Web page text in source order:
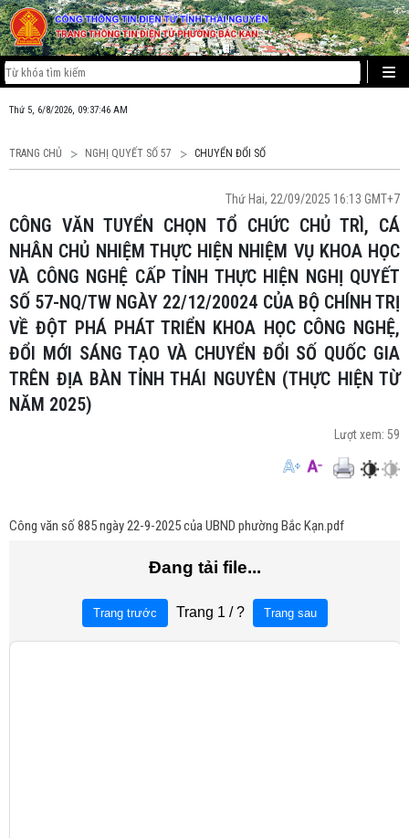
Thứ 5, 6/8/2026, 09:37:46 AM
TRANG CHỦ NGHỊ QUYẾT SỐ 57 CHUYỂN ĐỔI SỐ
Thứ Hai, 22/09/2025 16:13 GMT+7
CÔNG VĂN TUYỂN CHỌN TỔ CHỨC CHỦ TRÌ, CÁ
NHÂN CHỦ NHIỆM THỰC HIỆN NHIỆM VỤ KHOA HỌC
VÀ CÔNG NGHỆ CẤP TỈNH THỰC HIỆN NGHỊ QUYẾT
SỐ 57-NQ/TW NGÀY 22/12/20024 CỦA BỘ CHÍNH TRỊ
VỀ ĐỘT PHÁ PHÁT TRIỂN KHOA HỌC CÔNG NGHỆ,
ĐỔI MỚI SÁNG TẠO VÀ CHUYỂN ĐỔI SỐ QUỐC GIA
TRÊN ĐỊA BÀN TỈNH THÁI NGUYÊN (THỰC HIỆN TỪ
NĂM 2025)
Lượt xem: 59
Công văn số 885 ngày 22-9-2025 của UBND phường Bắc Kạn.pdf